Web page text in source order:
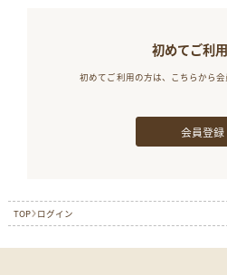
初めてご利
初めてご利用の方は、こちらから会
会員登録
TOP ログイン